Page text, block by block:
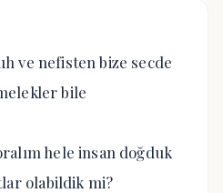
ve nefisten bize secde
bile
hele insan doğduk
olabildik mi?